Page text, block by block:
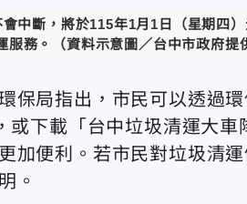
中斷，將於115年1月1日（星期四
務。（資料示意圖／台中市政府提
保局指出，市民可以透過
或下載「台中垃圾清運大
加便利。若市民對垃圾清
。